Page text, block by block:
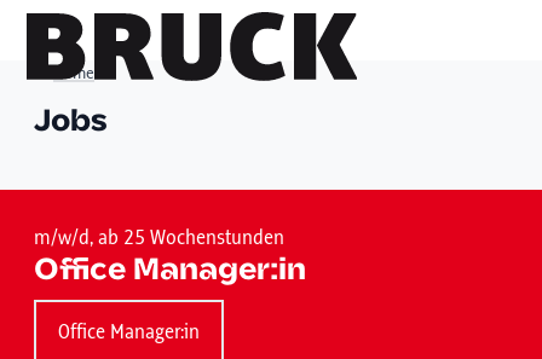
office@innsbruckmarketing.at
Mo. – Fr.: 9:00 – 17:00 Uhr
Home
Jobs
m/w/d, ab 25 Wochenstunden
Office Manager:in
Office Manager:in